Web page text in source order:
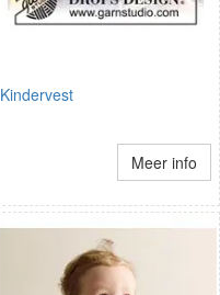
Kindervest
Meer info